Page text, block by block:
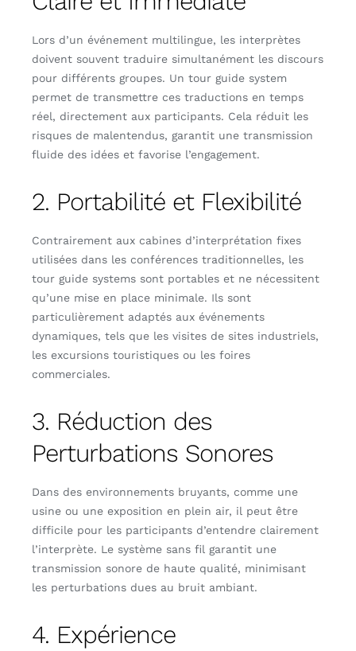
Lors d’un événement multilingue, les interprètes
doivent souvent traduire simultanément les discours
pour différents groupes. Un tour guide system
permet de transmettre ces traductions en temps
réel, directement aux participants. Cela réduit les
risques de malentendus, garantit une transmission
fluide des idées et favorise l’engagement.
2. Portabilité et Flexibilité
Contrairement aux cabines d’interprétation fixes
utilisées dans les conférences traditionnelles, les
tour guide systems sont portables et ne nécessitent
qu’une mise en place minimale. Ils sont
particulièrement adaptés aux événements
dynamiques, tels que les visites de sites industriels,
les excursions touristiques ou les foires
commerciales.
3. Réduction des
Perturbations Sonores
Dans des environnements bruyants, comme une
usine ou une exposition en plein air, il peut être
difficile pour les participants d’entendre clairement
l’interprète. Le système sans fil garantit une
transmission sonore de haute qualité, minimisant
les perturbations dues au bruit ambiant.
4. Expérience